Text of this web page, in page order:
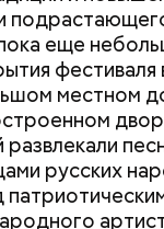
еще
фестиваля
местном
русских
которые